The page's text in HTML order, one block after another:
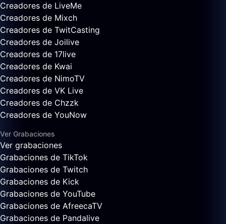
Creadores de LiveMe
Creadores de Mixch
Creadores de TwitCasting
Creadores de Joilive
Creadores de 17live
Creadores de Kwai
Creadores de NimoTV
Creadores de VK Live
Creadores de Chzzk
Creadores de YouNow
Ver Grabaciones
Ver grabaciones
Grabaciones de TikTok
Grabaciones de Twitch
Grabaciones de Kick
Grabaciones de YouTube
Grabaciones de AfreecaTV
Grabaciones de Pandalive